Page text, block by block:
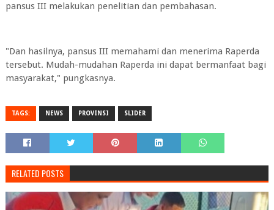
pansus III melakukan penelitian dan pembahasan.
"Dan hasilnya, pansus III memahami dan menerima Raperda
tersebut. Mudah-mudahan Raperda ini dapat bermanfaat bagi
masyarakat," pungkasnya.
TAGS: NEWS PROVINSI SLIDER
RELATED POSTS